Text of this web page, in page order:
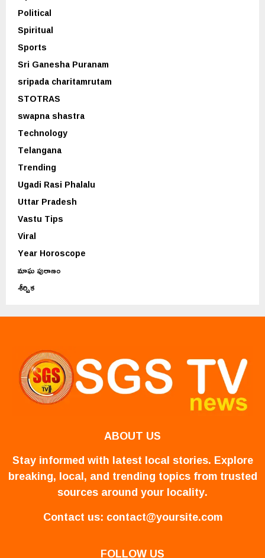
Political
Spiritual
Sports
Sri Ganesha Puranam
sripada charitamrutam
STOTRAS
swapna shastra
Technology
Telangana
Trending
Ugadi Rasi Phalalu
Uttar Pradesh
Vastu Tips
Viral
Year Horoscope
మాఘ పురాణం
శీర్షిక
ABOUT US
Stay informed with latest local stories. Explore
breaking, local, and trending topics from trusted
sources around your locality.
Contact us: contact@yoursite.com
FOLLOW US